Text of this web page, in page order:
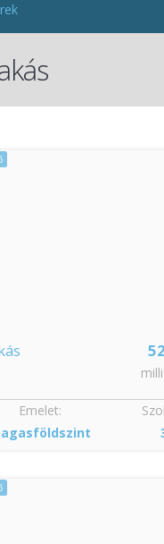
Emelet: